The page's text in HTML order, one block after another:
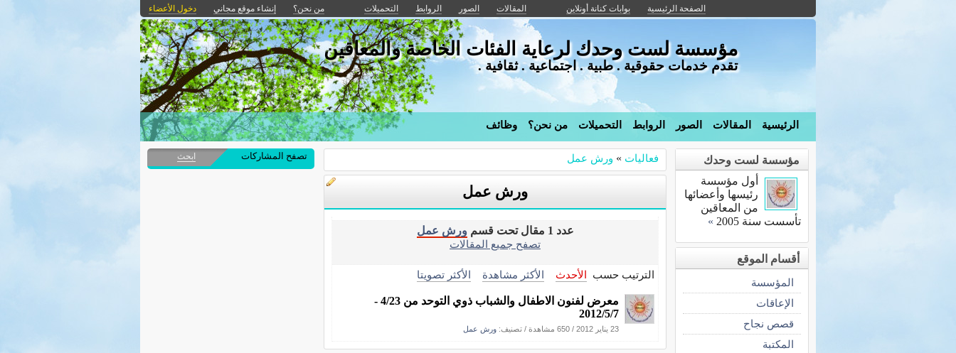
الصفحة الرئيسية بوابات كنانة أونلاين المقالات الصور الروابط التحميلات من نحن؟ إنشاء موقع مجاني دخول الأعضاء
مؤسسة لست وحدك لرعاية الفئات الخاصة والمعاقين
تقدم خدمات حقوقية . طبية . اجتماعية . ثقافية .
الرئيسية المقالات الصور الروابط التحميلات من نحن؟ وظائف
فعاليات » ورش عمل
ورش عمل
عدد 1 مقال تحت قسم
ورش عمل
تصفح جميع المقالات
الترتيب حسب الأحدث الأكثر مشاهدة الأكثر تصويتا
معرض لفنون الاطفال والشباب ذوي التوحد من 4/23 -
2012/5/7
23 يناير 2012 / 650 مشاهدة / تصنيف: ورش عمل
مؤسسة لست وحدك
أول مؤسسة
رئيسها وأعضائها
من المعاقين
تأسست سنة 2005
»
أقسام الموقع
المؤسسة
الإعاقات
قصص نجاح
المكتبة
تصفح المشاركات ابحث